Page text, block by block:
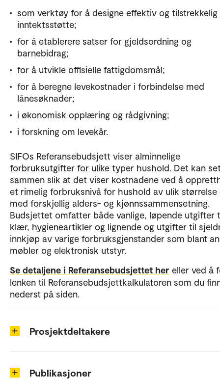
som verktøy for å designe effektiv og tilstrekkelig
inntektsstøtte;
for å etablerere satser for gjeldsordning og
barnebidrag;
for å utvikle offisielle fattigdomsmål;
for å beregne levekostnader i forbindelse med
lånesøknader;
i økonomisk opplæring og rådgivning;
i forskning om levekår.
SIFOs Referansebudsjett viser alminnelige
forbruksutgifter for ulike typer hushold. Det kan
sammen slik at det viser kostnadene ved å
et rimelig forbruksnivå for hushold av ulik størrelse
med forskjellig alders- og kjønnssammensetning.
Budsjettet omfatter både vanlige, løpende utgifter
klær, hygieneartikler og lignende og utgifter til
innkjøp av varige forbruksgjenstander som blant
møbler og elektronisk utstyr.
Se detaljene i Referansebudsjettet her eller ved å
lenken til Referansebudsjettkalkulatoren som du
nederst på siden.
Prosjektdeltakere
Publikasjoner